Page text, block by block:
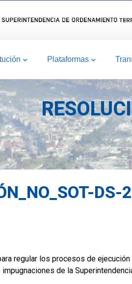
Plataformas
regular los procesos de
de la